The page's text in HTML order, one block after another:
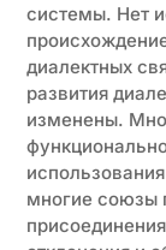
системы. Нет
диалектных
развития
изменены.
многие союзы